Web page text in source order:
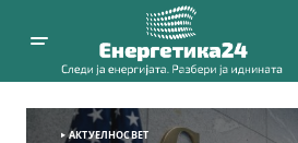
АКТУЕЛНОСВЕТ